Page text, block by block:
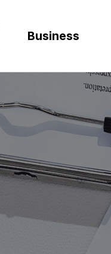
Business
Synergy Suite
고객 만족도 및 충
사업 확장 및 브랜
통합 관리 및 운영
모빌리티
디지털 혁신
프로세스 정
효율적인 자
제
디
인
계